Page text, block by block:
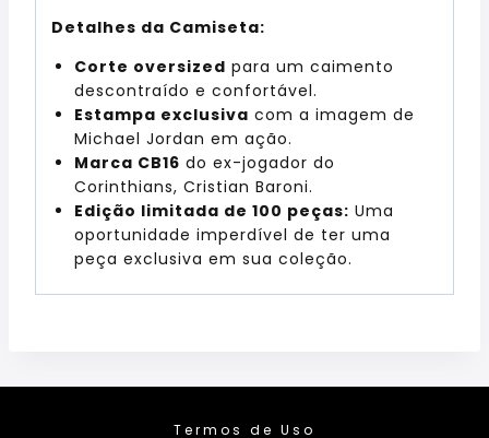
Detalhes da Camiseta:
Corte oversized para um caimento
descontraído e confortável.
Estampa exclusiva com a imagem de
Michael Jordan em ação.
Marca CB16 do ex-jogador do
Corinthians, Cristian Baroni.
Edição limitada de 100 peças: Uma
oportunidade imperdível de ter uma
peça exclusiva em sua coleção.
Termos de Uso